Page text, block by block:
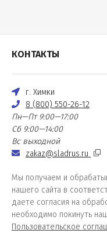
КОНТАКТЫ
г. Химки
8 (800) 550-26-12
Пн—Пт 9:00—17:00
Сб 9:00—14:00
Вс выходной
zakaz@sladrus.ru
Мы получаем и
нашего сайта в
даете согласия на
необходимо покинуть
Пользовательское